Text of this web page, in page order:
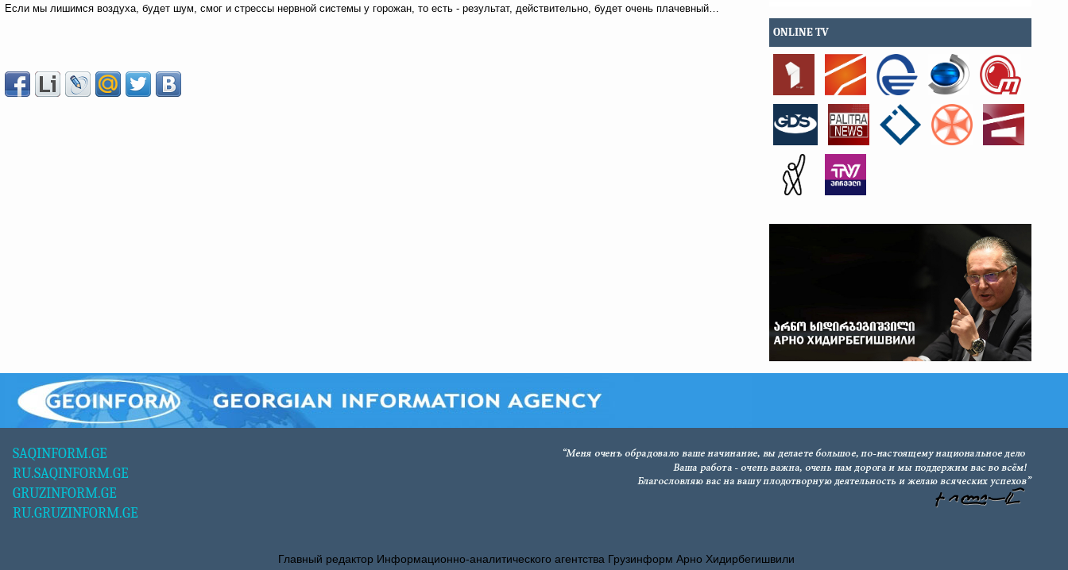
Если мы лишимся воздуха, будет шум, смог и стрессы нервной системы у горожан, то есть - результат, действительно, будет очень плачевный…
ONLINE TV
SAQINFORM.GE
RU.SAQINFORM.GE
GRUZINFORM.GE
RU.GRUZINFORM.GE
Главный редактор Информационно-аналитического агентства Грузинформ Арно Хидирбегишвили